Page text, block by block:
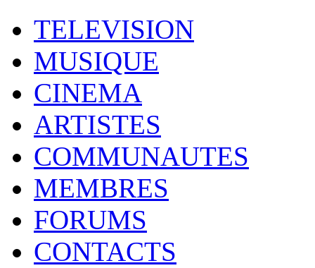
TELEVISION
MUSIQUE
CINEMA
ARTISTES
COMMUNAUTES
MEMBRES
FORUMS
CONTACTS